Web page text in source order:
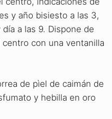
y año bisiesto a las 3,
a las 9. Dispone de
con una ventanilla
de pìel de caimán de
y hebilla en oro